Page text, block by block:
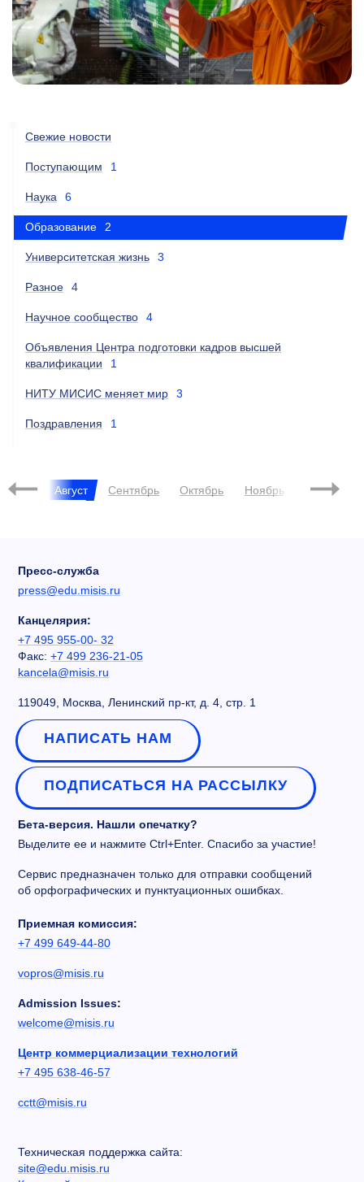
Свежие новости
Поступающим 1
Наука 6
Образование 2
Университетская жизнь 3
Разное 4
Научное сообщество 4
Объявления Центра подготовки кадров высшей
квалификации
1
НИТУ МИСИС меняет мир 3
Поздравления 1
Июль Август Сентябрь Октябрь Ноябрь Декабрь
Пресс-служба
press@edu.misis.ru
Канцелярия:
+7 495 955-00- 32
Факс: +7 499 236-21-05
kancela@misis.ru
119049, Москва, Ленинский пр-кт, д. 4, стр. 1
НАПИСАТЬ НАМ
ПОДПИСАТЬСЯ НА РАССЫЛКУ
Бета-версия. Нашли опечатку?
Выделите ее и нажмите Ctrl+Enter. Спасибо за участие!
Сервис предназначен только для отправки сообщений
об орфографических и пунктуационных ошибках.
Приемная комиссия:
+7 499 649-44-80
vopros@misis.ru
Admission Issues:
welcome@misis.ru
Центр коммерциализации технологий
+7 495 638-46-57
cctt@misis.ru
Техническая поддержка сайта:
site@edu.misis.ru